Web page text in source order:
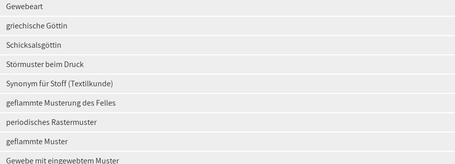
Gewebeart
griechische Göttin
Schicksalsgöttin
Störmuster beim Druck
Synonym für Stoff (Textilkunde)
geflammte Musterung des Felles
periodisches Rastermuster
geflammte Muster
Gewebe mit eingewebtem Muster